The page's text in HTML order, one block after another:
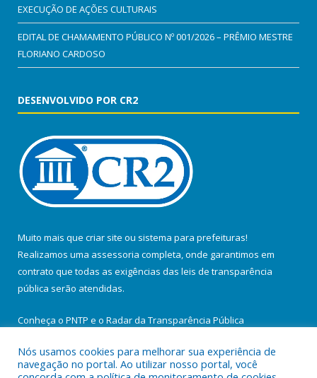
EXECUÇÃO DE AÇÕES CULTURAIS
EDITAL DE CHAMAMENTO PÚBLICO Nº 001/2026 – PRÊMIO MESTRE
FLORIANO CARDOSO
DESENVOLVIDO POR CR2
Muito mais que criar site ou sistema para prefeituras!
Realizamos uma assessoria completa, onde garantimos em
contrato que todas as exigências das leis de transparência
pública serão atendidas.
Conheça o PNTP e o Radar da Transparência Pública
Nós usamos cookies para melhorar sua experiência de
navegação no portal. Ao utilizar nosso portal, você